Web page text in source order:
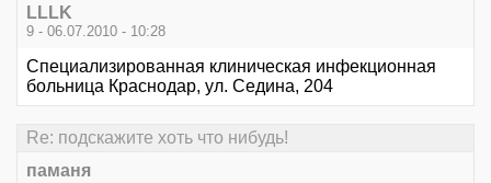
LLLK
9 - 06.07.2010 - 10:28
Специализированная клиническая инфекционная
больница Краснодар, ул. Седина, 204
Re: подскажите хоть что нибудь!
паманя